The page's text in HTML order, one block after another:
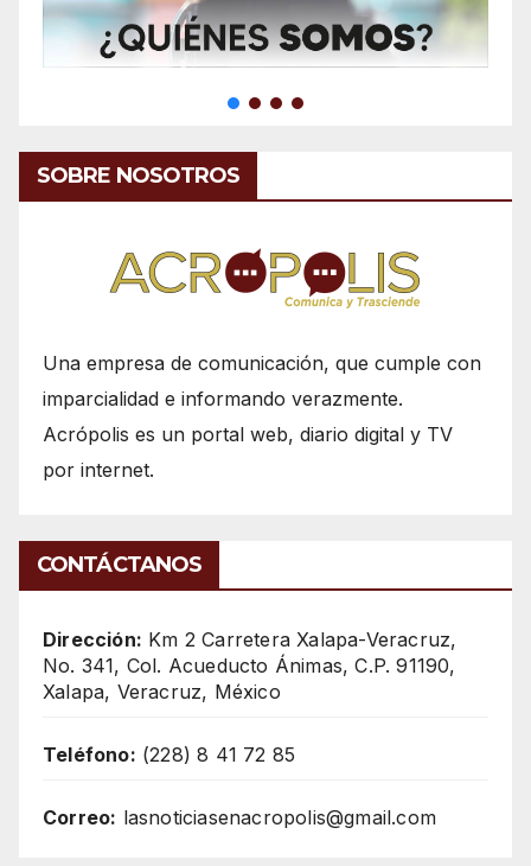
SOBRE NOSOTROS
Una empresa de comunicación, que cumple con
imparcialidad e informando verazmente.
Acrópolis es un portal web, diario digital y TV
por internet.
CONTÁCTANOS
Dirección: Km 2 Carretera Xalapa-Veracruz,
No. 341, Col. Acueducto Ánimas, C.P. 91190,
Xalapa, Veracruz, México
Teléfono: (228) 8 41 72 85
Correo: lasnoticiasenacropolis@gmail.com